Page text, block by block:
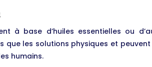
à base d’huiles essentielles ou
que les solutions physiques et
humains.